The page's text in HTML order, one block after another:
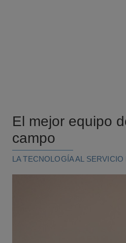
El mejor equipo
campo
LA TECNOLOGÍA AL